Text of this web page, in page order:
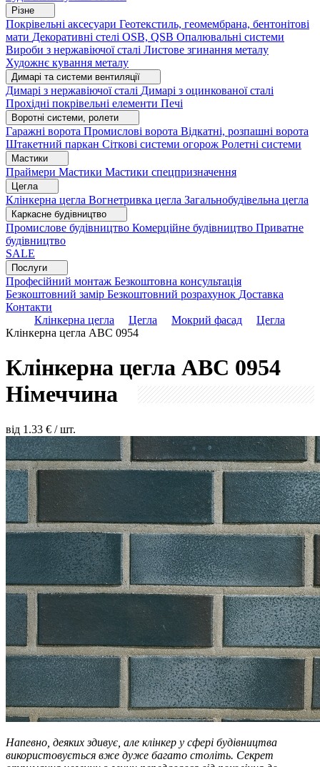
Різне
Покрівельні аксесуари Геотекстиль, геомембрана, бентонітові
мати Декоративні стелі OSB, QSB Опалювальні системи
Вироби з нержавіючої сталі Листове згинання металу
Художнє кування металу
Димарі та системи вентиляції
Димарі з нержавіючої сталі Димарі з оцинкованої сталі
Прохідні покрівельні елементи Печі
Воротні системи, ролети
Гаражні ворота Промислові ворота Відкатні, розпашні ворота
Штакетний паркан Сіткові системи огорож Ролетні системи
Мастики
Праймери Мастики Мастики спецпризначення
Цегла
Клінкерна цегла Вогнетривка цегла Загальнобудівельна цегла
Каркасне будівництво
Промислове будівництво Комерційне будівництво Приватне
будівництво
SALE
Послуги
Професійний монтаж Безкоштовна консультація
Безкоштовний замір Безкоштовний розрахунок Доставка
Контакти
Клінкерна цегла
Цегла Мокрий фасад
Цегла
Клінкерна цегла ABC 0954
Клінкерна цегла ABC 0954
Німеччина
від 1.33 € / шт.
Напевно, деяких здивує, але клінкер у сфері будівництва
використовується вже дуже багато століть. Секрет